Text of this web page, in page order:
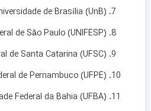
de Brasília (UnB)
de São Paulo (UNIFESP)
de Santa Catarina (UFSC)
de Pernambuco (UFPE)
Federal da Bahia (UFBA)